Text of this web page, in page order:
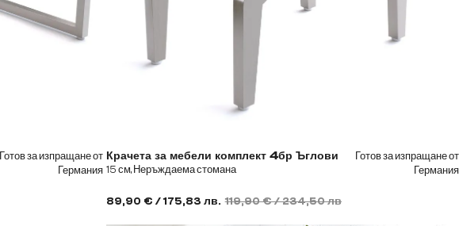
Готов за изпращане от
Германия
Крачета за мебели комплект 4бр Ъглови
15 см, Неръждаема стомана
89,90 € / 175,83 лв. 119,90 € / 234,50 лв.
Готов за изпращане от
Германия